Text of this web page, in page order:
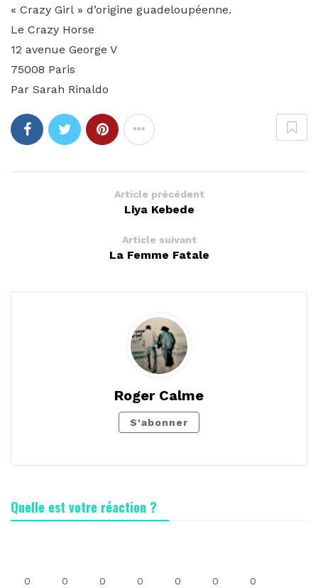
« Crazy Girl » d’origine guadeloupéenne.
Le Crazy Horse
12 avenue George V
75008 Paris
Par Sarah Rinaldo
Article précédent
Liya Kebede
Article suivant
La Femme Fatale
Roger Calme
S'abonner
Quelle est votre réaction ?
0 0 0 0 0 0 0